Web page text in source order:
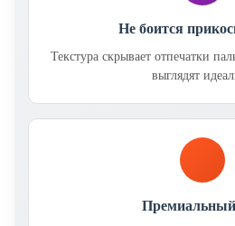
Не боится
Текстура скрывает отпечатки
выглядят